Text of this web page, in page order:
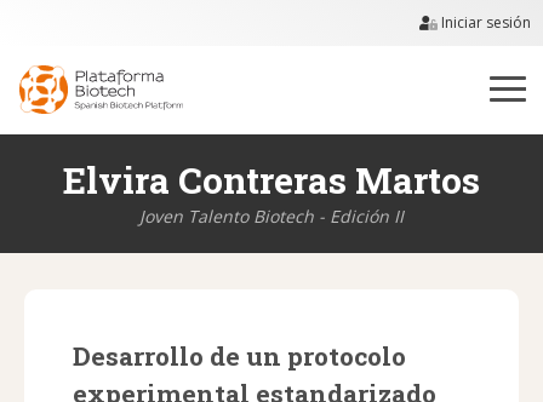
Iniciar sesión
Elvira Contreras Martos
Joven Talento Biotech - Edición II
Desarrollo de un protocolo
experimental estandarizado